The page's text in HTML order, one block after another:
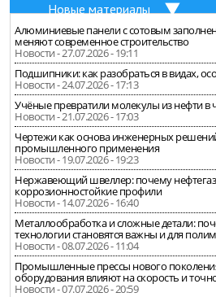
Новые материалы
Алюминиевые панели с сотовым
меняют современное строительство
Новости - 27.07.2026 - 19:11
Подшипники: как разобраться в видах,
Новости - 24.07.2026 - 17:13
Учёные превратили молекулы из нефти в
Новости - 21.07.2026 - 17:03
Чертежи как основа инженерных
промышленного применения
Новости - 19.07.2026 - 19:23
Нержавеющий швеллер: почему
коррозионностойкие профили
Новости - 14.07.2026 - 16:40
Металлообработка и сложные детали:
технологии становятся важны и для
Новости - 08.07.2026 - 11:04
Промышленные прессы нового
оборудования влияют на скорость и
Новости - 07.07.2026 - 20:59